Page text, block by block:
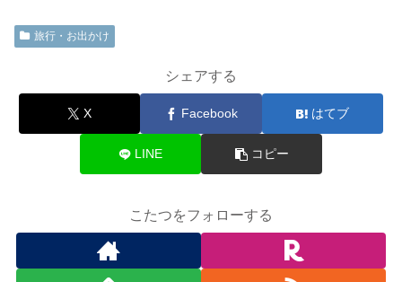
旅行・お出かけ
シェアする
X Facebook はてブ
LINE コピー
こたつをフォローする